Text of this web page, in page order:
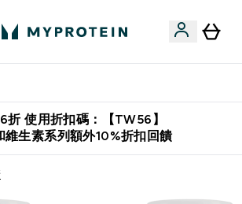
折 使用折扣碼：【TW56】
維生素系列額外10%折扣回饋